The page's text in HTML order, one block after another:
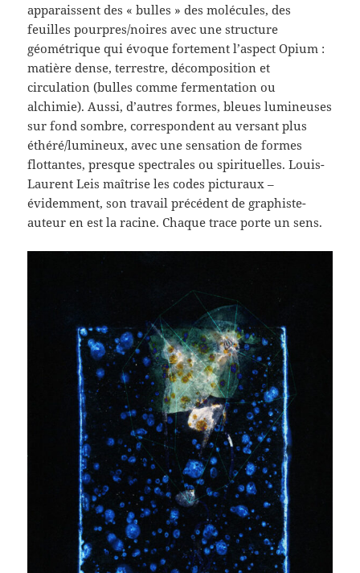
apparaissent des « bulles » des molécules, des
feuilles pourpres/noires avec une structure
géométrique qui évoque fortement l’aspect Opium :
matière dense, terrestre, décomposition et
circulation (bulles comme fermentation ou
alchimie). Aussi, d’autres formes, bleues lumineuses
sur fond sombre, correspondent au versant plus
éthéré/lumineux, avec une sensation de formes
flottantes, presque spectrales ou spirituelles. Louis-
Laurent Leis maîtrise les codes picturaux –
évidemment, son travail précédent de graphiste-
auteur en est la racine. Chaque trace porte un sens.